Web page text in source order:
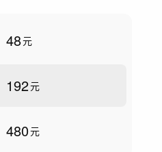
48元
192元
480元